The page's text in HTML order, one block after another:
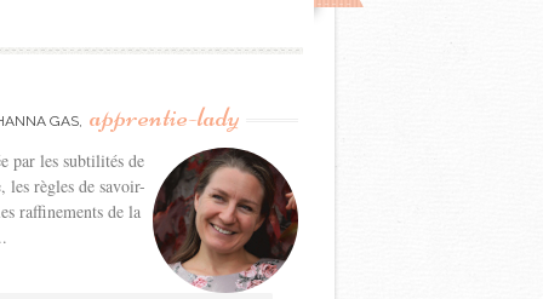
GAS, apprentie-lady
par les subtilités de
les règles de savoir-
raffinements de la